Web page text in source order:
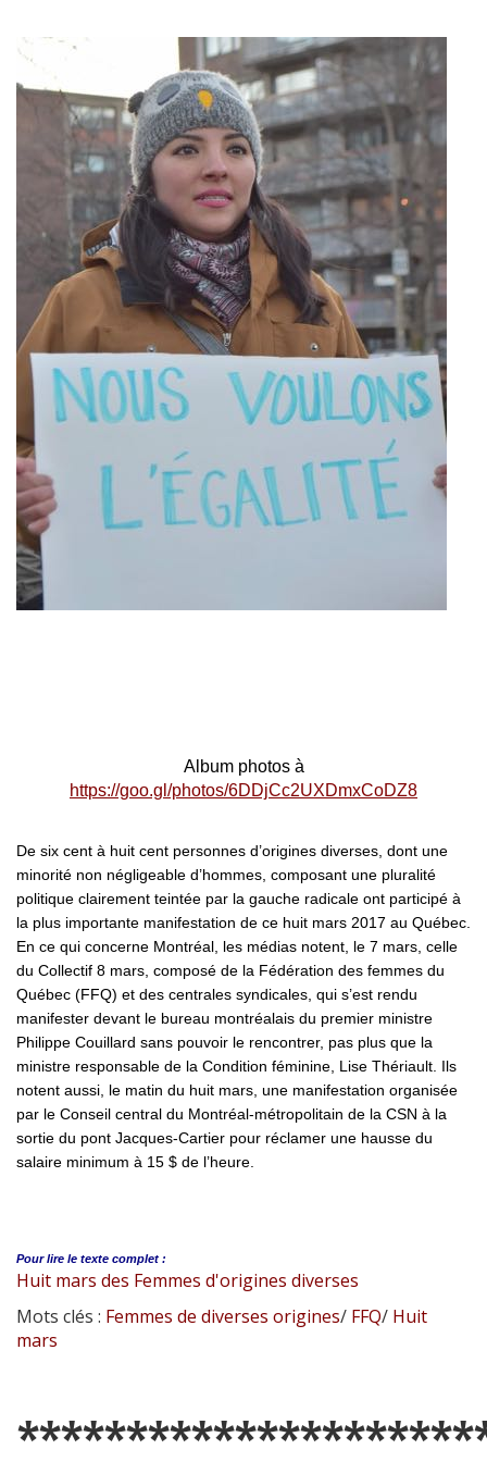
Album photos à
https://goo.gl/photos/6DDjCc2UXDmxCoDZ8
De six cent à huit cent personnes d’origines diverses, dont une
minorité non négligeable d’hommes, composant une pluralité
politique clairement teintée par la gauche radicale ont participé à
la plus importante manifestation de ce huit mars 2017 au Québec.
En ce qui concerne Montréal, les médias notent, le 7 mars, celle
du Collectif 8 mars, composé de la Fédération des femmes du
Québec (FFQ) et des centrales syndicales, qui s’est rendu
manifester devant le bureau montréalais du premier ministre
Philippe Couillard sans pouvoir le rencontrer, pas plus que la
ministre responsable de la Condition féminine, Lise Thériault. Ils
notent aussi, le matin du huit mars, une manifestation organisée
par le Conseil central du Montréal-métropolitain de la CSN à la
sortie du pont Jacques-Cartier pour réclamer une hausse du
salaire minimum à 15 $ de l’heure.
Pour lire le texte complet :
Huit mars des Femmes d'origines diverses
Mots clés : Femmes de diverses origines/ FFQ/ Huit
mars